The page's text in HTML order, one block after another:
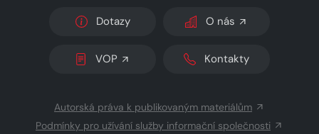
Dotazy O nás
VOP Kontakty
Autorská práva k publikovaným materiálům
Podmínky pro užívání služby informační společnosti